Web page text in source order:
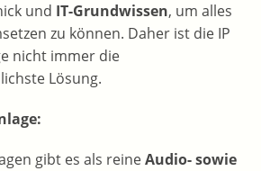
und IT-Grundwissen, um alles
zu können. Daher ist die IP
nicht immer die
Lösung.
gibt es als reineAudio- sowie